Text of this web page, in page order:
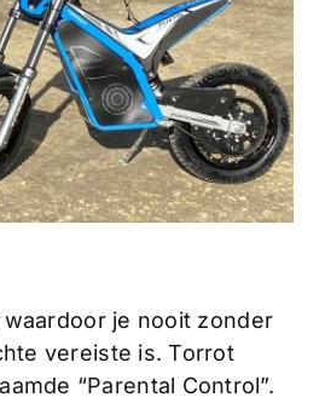
je nooit zonder
vereiste is. Torrot
“Parental Control”.